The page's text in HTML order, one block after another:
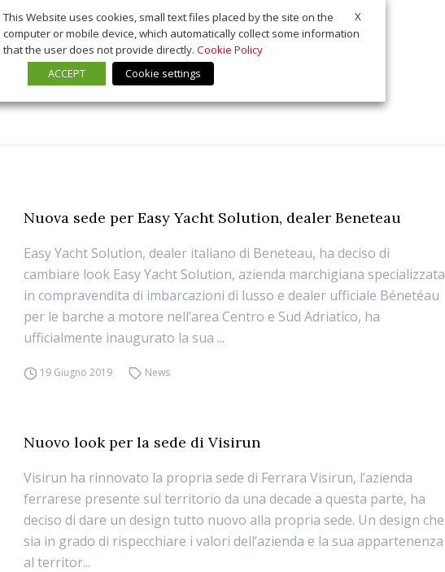
Nuova sede per Easy Yacht Solution, dealer Beneteau
Easy Yacht Solution, dealer italiano di Beneteau, ha deciso di
cambiare look Easy Yacht Solution, azienda marchigiana specializzata
in compravendita di imbarcazioni di lusso e dealer ufficiale Bénetéau
per le barche a motore nell’area Centro e Sud Adriatico, ha
ufficialmente inaugurato la sua ...
19 Giugno 2019 News
Nuovo look per la sede di Visirun
Visirun ha rinnovato la propria sede di Ferrara Visirun, l’azienda
ferrarese presente sul territorio da una decade a questa parte, ha
deciso di dare un design tutto nuovo alla propria sede. Un design che
sia in grado di rispecchiare i valori dell’azienda e la sua appartenenza
al territor...
X
This Website uses cookies, small text files placed by the site on the
computer or mobile device, which automatically collect some information
that the user does not provide directly. Cookie Policy
ACCEPT
Cookie settings